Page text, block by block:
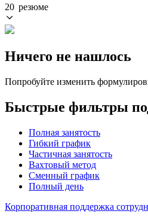
20 резюме
Ничего не нашлось
Попробуйте изменить
Быстрые фильтры
Полная занятость
Гибкий график
Частичная занятость
Вахтовый метод
Сменный график
Полный день
Корпоративная поддержка